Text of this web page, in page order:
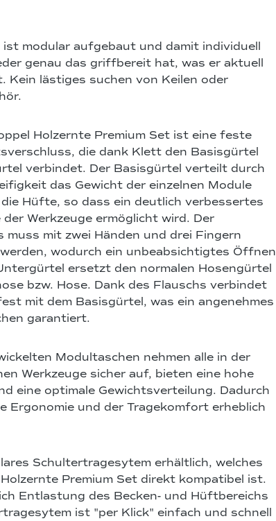
ist modular aufgebaut und damit individuell
genau das griffbereit hat, was er aktuell
Kein lästiges suchen von Keilen oder
Holzernte Premium Set ist eine feste
die dank Klett den Basisgürtel
verbindet. Der Basisgürtel verteilt durch
das Gewicht der einzelnen Module
Hüfte, so dass ein deutlich verbessertes
Werkzeuge ermöglicht wird. Der
muss mit zwei Händen und drei Fingern
wodurch ein unbeabsichtigtes Öffnen
ersetzt den normalen Hosengürtel
bzw. Hose. Dank des Flauschs verbindet
mit dem Basisgürtel, was ein angenehmes
garantiert.
Modultaschen nehmen alle in der
Werkzeuge sicher auf, bieten eine hohe
eine optimale Gewichtsverteilung. Dadurch
Ergonomie und der Tragekomfort erheblich
Schultertragesytem erhältlich, welches
Premium Set direkt kompatibel ist.
Entlastung des Becken- und Hüftbereichs
ist "per Klick" einfach und schnell